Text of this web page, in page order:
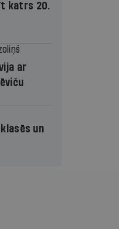
katrs 20.
ar
un